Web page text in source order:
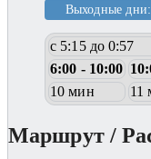
Выходные дни:
с 5:15 до 0:57
6:00 - 10:00
10 мин
11
Маршрут /